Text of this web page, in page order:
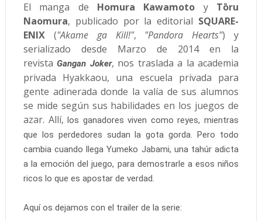
El manga de Homura Kawamoto y Tōru
Naomura, publicado por la editorial SQUARE-
ENIX("Akame ga Kill!", "Pandora Hearts") y
serializado desde Marzo de 2014 en la
revistaGangan Joker, nos traslada a la academia
privada Hyakkaou, una escuela privada para
gente adinerada donde la valía de sus alumnos
se mide según sus habilidades en los juegos de
azar. Allí,los ganadores viven como reyes, mientras
que los perdedores sudan la gota gorda. Pero todo
cambia cuando llega Yumeko Jabami, una tahúr adicta
a la emoción del juego, para demostrarle a esos niños
ricos lo que es apostar de verdad.
Aquí os dejamos con el trailer de la serie: